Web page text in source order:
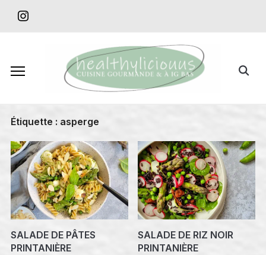
instagram
Search
Étiquette : asperge
SALADE DE PÂTES
PRINTANIÈRE
SALADE DE RIZ NOIR
PRINTANIÈRE